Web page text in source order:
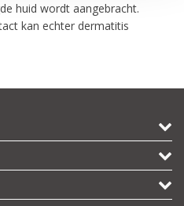
huid wordt aangebracht.
kan echter dermatitis